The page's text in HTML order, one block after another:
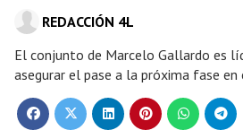
El conjunto de Marcelo Gallardo es
asegurar el pase a la próxima fase en
REDACCIÓN 4L